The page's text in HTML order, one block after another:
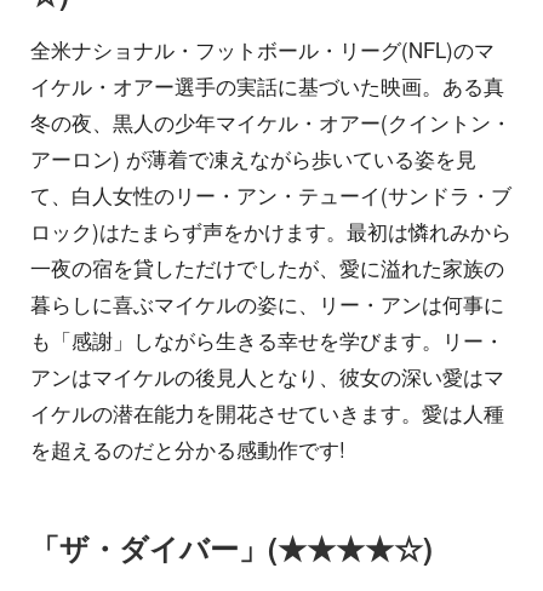
全米ナショナル・フットボール・リーグ(NFL)のマ
イケル・オアー選手の実話に基づいた映画。ある真
冬の夜、黒人の少年マイケル・オアー(クイントン・
アーロン) が薄着で凍えながら歩いている姿を見
て、白人女性のリー・アン・テューイ(サンドラ・ブ
ロック)はたまらず声をかけます。最初は憐れみから
一夜の宿を貸しただけでしたが、愛に溢れた家族の
暮らしに喜ぶマイケルの姿に、リー・アンは何事に
も「感謝」しながら生きる幸せを学びます。リー・
アンはマイケルの後見人となり、彼女の深い愛はマ
イケルの潜在能力を開花させていきます。愛は人種
を超えるのだと分かる感動作です!
「ザ・ダイバー」(★★★★☆)